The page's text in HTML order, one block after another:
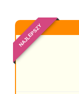
NAJLEPSZY